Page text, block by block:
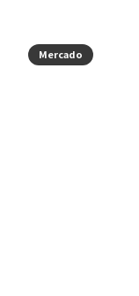
Mercado